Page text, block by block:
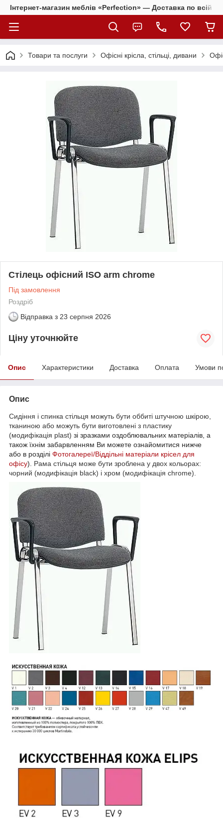
Інтернет-магазин меблів «Perfection» — Доставка по всій
Товари та послуги Офісні крісла, стільці, дивани
Стілець офісний ISO arm chrome
Під замовлення
Роздріб
Відправка з 23 серпня 2026
Ціну уточнюйте
Опис Характеристики Доставка Оплата Умови
Опис
Сидіння і спинка стільця можуть бути оббиті штучною шкірою,
тканиною або можуть бути виготовлені з пластику
(модифікація plast) зі зразками оздоблювальних матеріалів, а
також їхнім забарвленням Ви можете ознайомитися нижче
або в розділі Фотогалереї/Віддільні матеріали крісел для
офісу).
Рама стільця може бути зроблена у двох кольорах:
чорний (модифікація black) і хром (модифікація chrome).